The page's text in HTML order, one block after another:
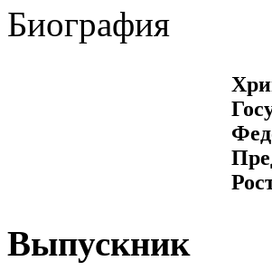
Биография
Выпускник